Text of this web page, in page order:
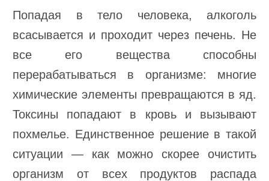
Попадая в тело человека, алкоголь
всасывается и проходит через печень. Не
все его вещества способны
перерабатываться в организме: многие
химические элементы превращаются в яд.
Токсины попадают в кровь и вызывают
похмелье. Единственное решение в такой
ситуации — как можно скорее очистить
организм от всех продуктов распада